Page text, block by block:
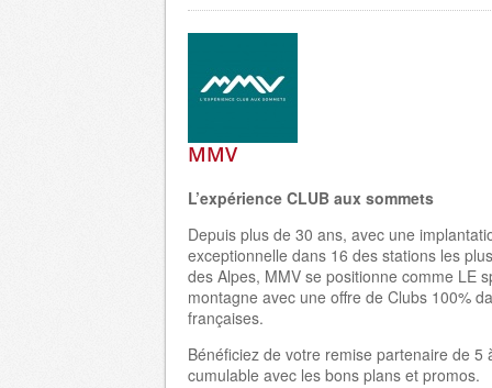
MMV
L’expérience CLUB aux sommets
Depuis plus de 30 ans, avec une
exceptionnelle dans 16 des stations les
des Alpes, MMV se positionne comme LE
montagne avec une offre de Clubs 100%
françaises.
Bénéficiez de votre remise partenaire de 5
cumulable avec les bons plans et promos.